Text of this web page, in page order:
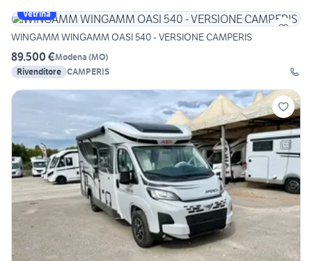
Vetrina
WINGAMM WINGAMM OASI 540 - VERSIONE CAMPERIS
89.500 €Modena (MO)
Rivenditore CAMPERIS